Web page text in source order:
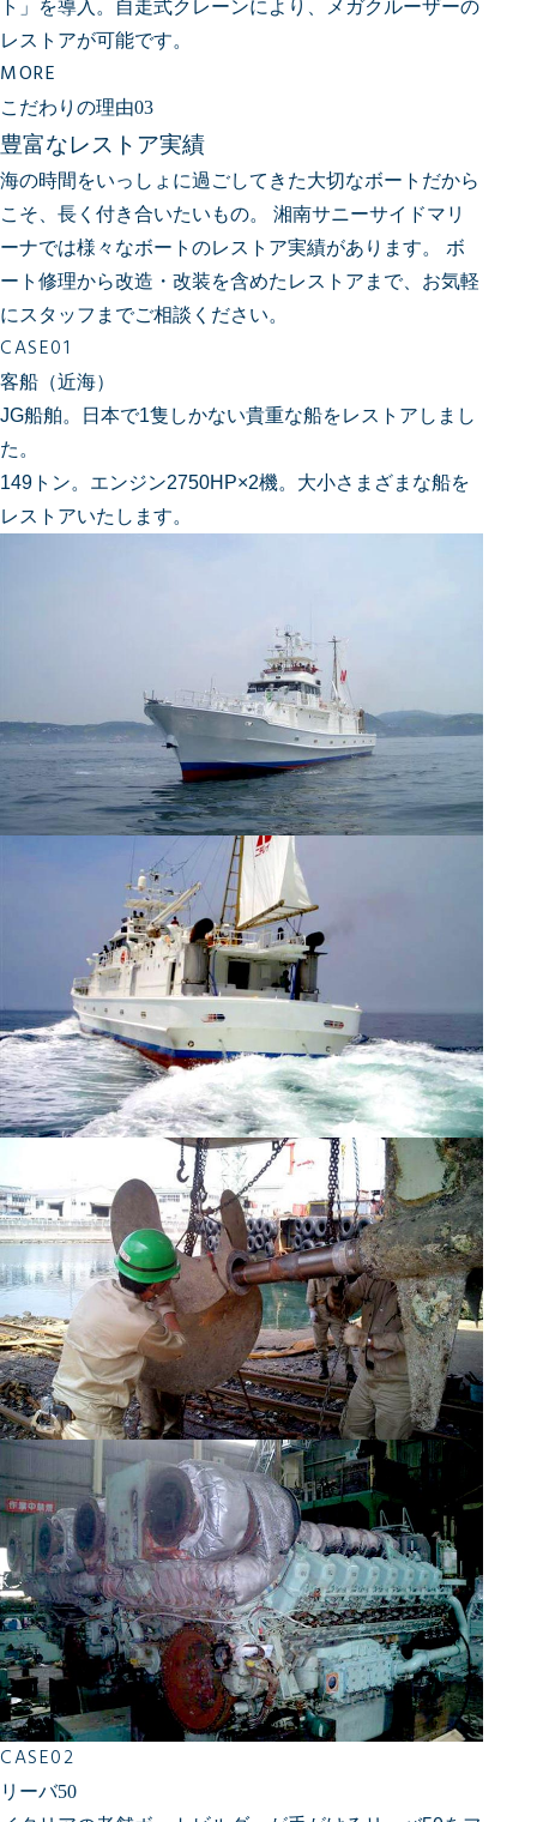
ト」を導入。自走式クレーンにより、メガクルーザーの
レストアが可能です。
MORE
こだわりの理由03
豊富なレストア実績
海の時間をいっしょに過ごしてきた大切なボートだから
こそ、長く付き合いたいもの。
湘南サニーサイドマリ
ーナでは様々なボートのレストア実績があります。
ボ
ート修理から改造・改装を含めたレストアまで、お気軽
にスタッフまでご相談ください。
CASE01
客船（近海）
JG船舶。日本で1隻しかない貴重な船をレストアしまし
た。
149トン。エンジン2750HP×2機。大小さまざまな船を
レストアいたします。
CASE02
リーバ50